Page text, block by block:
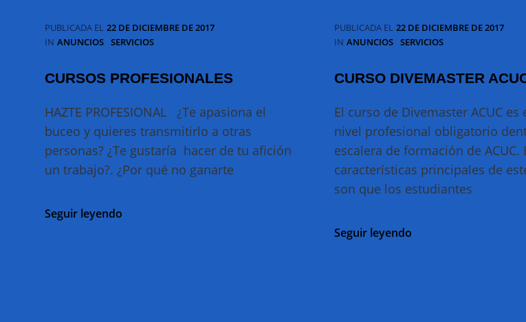
PUBLICADA EL 22 DE DICIEMBRE DE 2017
IN CATEGORÍAS
ANUNCIOS SERVICIOS
CURSOS PROFESIONALES
HAZTE PROFESIONAL ¿Te apasiona el
buceo y quieres transmitirlo a otras
personas? ¿Te gustaría hacer de tu afición
un trabajo?. ¿Por qué no ganarte
Seguir leyendo
PUBLICADA EL 22 DE DICIEMBRE DE 2017
IN CATEGORÍAS
ANUNCIOS SERVICIOS
CURSO DIVEMASTER
El curso de Divemaster ACUC
nivel profesional obligatorio
escalera de formación de ACUC.
características principales de
son que los estudiantes
Seguir leyendo